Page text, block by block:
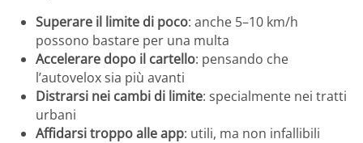
Superare il limite di poco: anche 5–10 km/h
possono bastare per una multa
Accelerare dopo il cartello: pensando che
l’autovelox sia più avanti
Distrarsi nei cambi di limite: specialmente nei tratti
urbani
Affidarsi troppo alle app: utili, ma non infallibili